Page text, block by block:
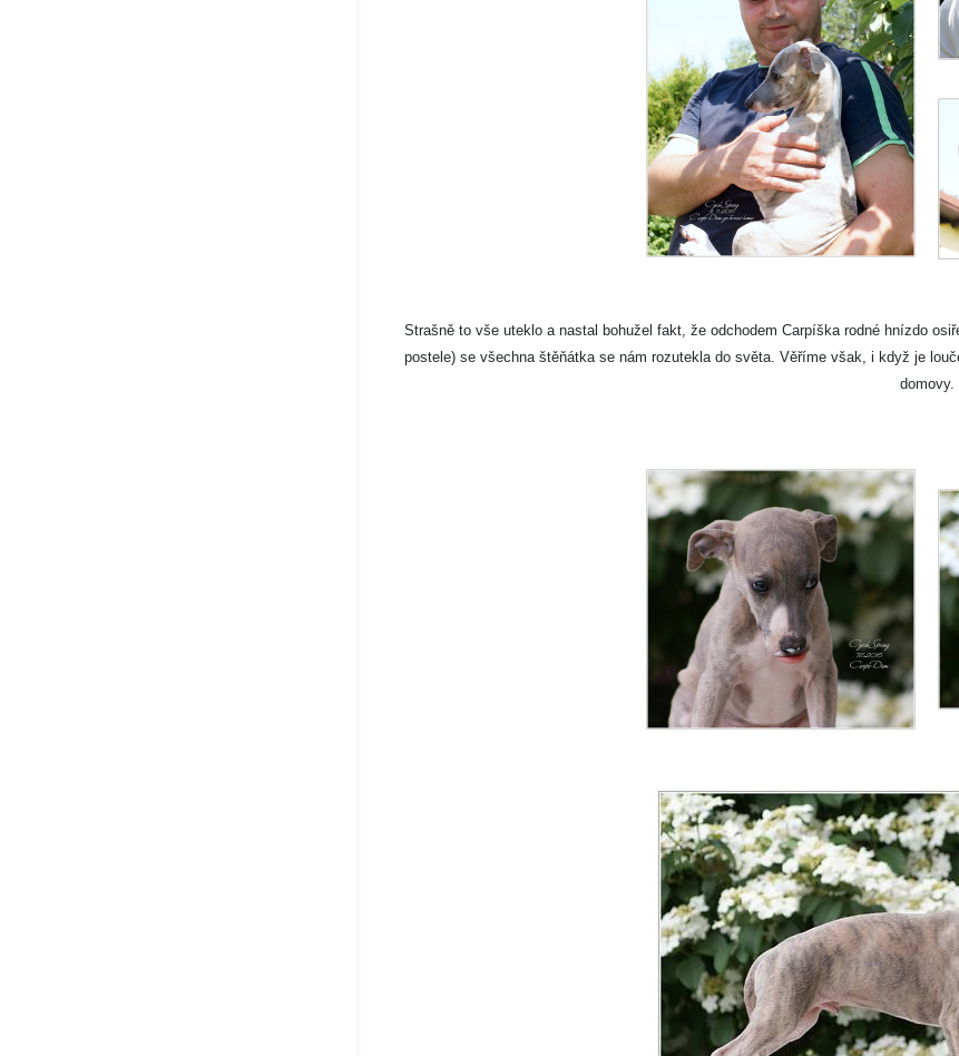
Strašně to vše uteklo a nastal bohužel fakt, že odchodem Carpíška rodné hnízdo
postele) se všechna štěňátka se nám rozutekla do světa. Věříme však, i když je
domovy.